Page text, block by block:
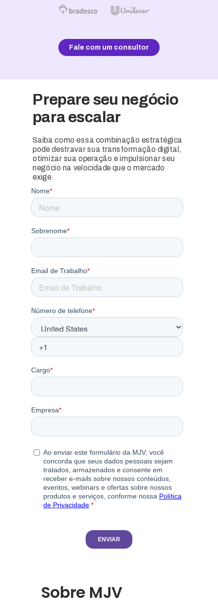
Prepare seu negócio
para escalar
Saiba como essa combinação estratégica
pode destravar sua transformação digital,
otimizar sua operação e impulsionar seu
negócio na velocidade que o mercado
exige.
Fale com um consultor
Sobre MJV